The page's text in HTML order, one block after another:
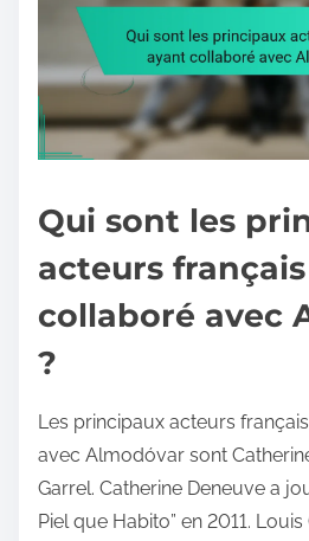
Qui sont les
acteurs
collaboré avec
?
Les principaux acteurs
avec Almodóvar sont
Garrel. Catherine Deneuve a
Piel que Habito” en 2011.